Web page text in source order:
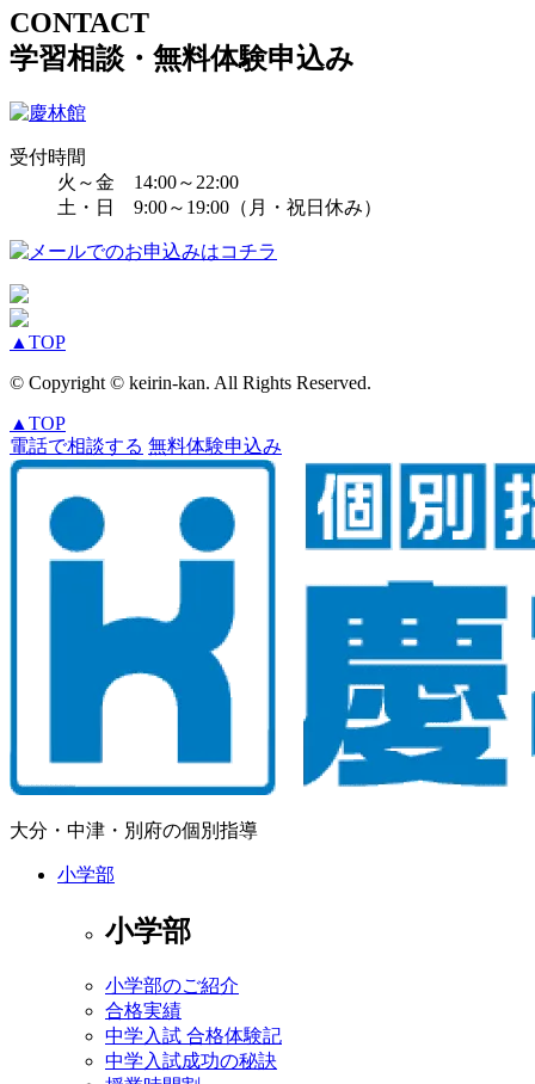
CONTACT
学習相談・無料体験申込み
受付時間
火～金 14:00～22:00
土・日 9:00～19:00（月・祝日休み）
▲ TOP
© Copyright © keirin-kan. All Rights Reserved.
▲ TOP
電話で相談する 無料体験申込み
大分・中津・別府の個別指導
小学部
小学部
小学部のご紹介
合格実績
中学入試 合格体験記
中学入試成功の秘訣